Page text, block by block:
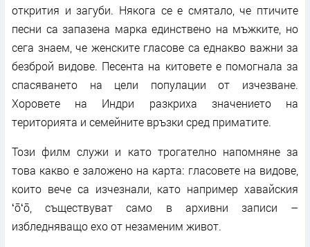
открития и загуби. Някога се е смятало, че птичите
песни са запазена марка единствено на мъжките, но
сега знаем, че женските гласове са еднакво важни за
безброй видове. Песента на китовете е помогнала за
спасяването на цели популации от изчезване.
Хоровете на Индри разкриха значението на
територията и семейните връзки сред приматите.
Този филм служи и като трогателно напомняне за
това какво е заложено на карта: гласовете на видове,
които вече са изчезнали, като например хавайския
ʻōʻō, съществуват само в архивни записи –
избледняващо ехо от незаменим живот.